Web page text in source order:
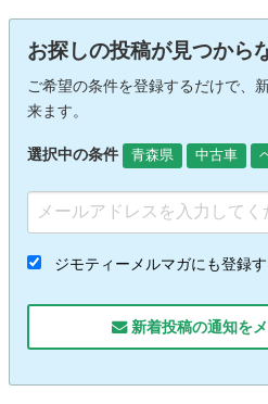
お探しの投稿が見つから
ご希望の条件を登録するだけで、
来ます。
選択中の条件 青森県 中古車
ジモティーメルマガにも登録
新着投稿の通知を